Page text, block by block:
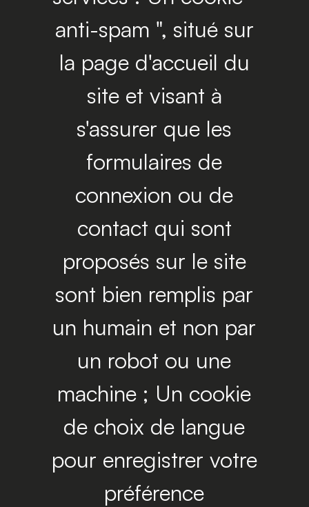
anti-spam ", situé sur
la page d'accueil du
site et visant à
s'assurer que les
formulaires de
connexion ou de
contact qui sont
proposés sur le site
sont bien remplis par
un humain et non par
un robot ou une
machine ; Un cookie
de choix de langue
pour enregistrer votre
préférence